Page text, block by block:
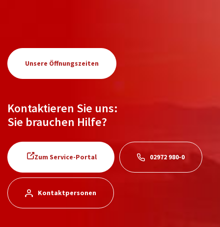
Unsere Öffnungszeiten
Kontaktieren Sie uns:
Sie brauchen Hilfe?
Zum Service-Portal 02972 980-0
Kontaktpersonen